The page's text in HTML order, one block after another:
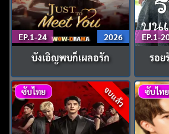
EP.1-24 2026
บังเอิญพบก็เผลอรัก
EP.1-
รอย
จบแล้ว
ซับไทย ซับไทย